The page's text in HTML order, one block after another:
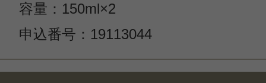
容量：150ml×2
申込番号：19113044
この商品のクチコミ